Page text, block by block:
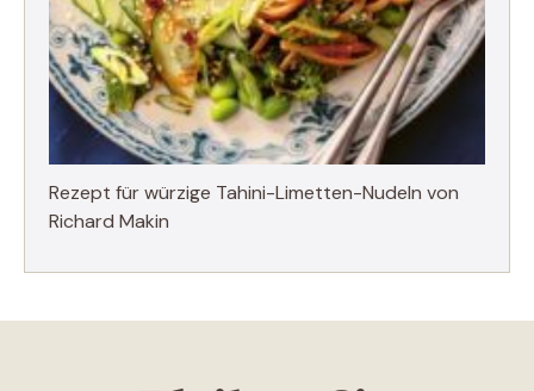
Rezept für würzige Tahini-Limetten-Nudeln von
Richard Makin